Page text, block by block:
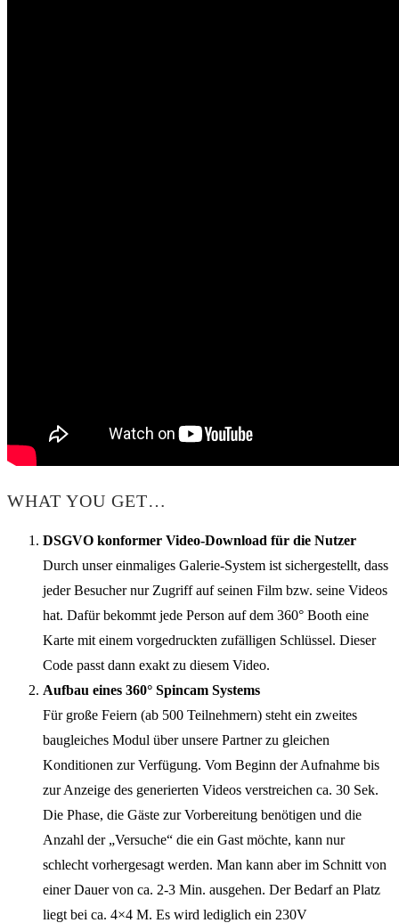
WHAT YOU GET…
DSGVO konformer Video-Download für die Nutzer
Durch unser einmaliges Galerie-System ist sichergestellt, dass
jeder Besucher nur Zugriff auf seinen Film bzw. seine Videos
hat. Dafür bekommt jede Person auf dem 360° Booth eine
Karte mit einem vorgedruckten zufälligen Schlüssel. Dieser
Code passt dann exakt zu diesem Video.
Aufbau eines 360° Spincam Systems
Für große Feiern (ab 500 Teilnehmern) steht ein zweites
baugleiches Modul über unsere Partner zu gleichen
Konditionen zur Verfügung. Vom Beginn der Aufnahme bis
zur Anzeige des generierten Videos verstreichen ca. 30 Sek.
Die Phase, die Gäste zur Vorbereitung benötigen und die
Anzahl der „Versuche“ die ein Gast möchte, kann nur
schlecht vorhergesagt werden. Man kann aber im Schnitt von
einer Dauer von ca. 2-3 Min. ausgehen. Der Bedarf an Platz
liegt bei ca. 4×4 M. Es wird lediglich ein 230V